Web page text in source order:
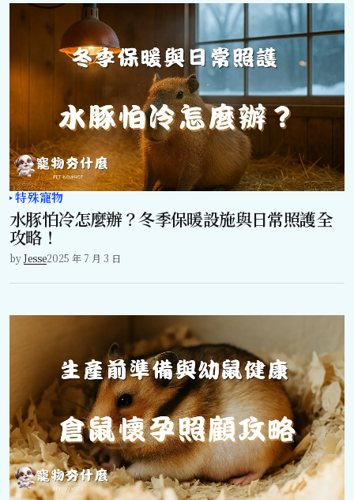
特殊寵物
水豚怕冷怎麼辦？冬季保暖設施與日常照護全
攻略！
byJesse2025 年 7 月 3 日